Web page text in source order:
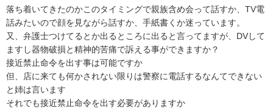
落ち着いてきたのかこのタイミングで親族含め会って話すか、TV電
話みたいので顔を見ながら話すか、手紙書くか迷っています。
又、弁護士つけてるとか出るところに出ると言ってますが、DVして
ますし器物破損と精神的苦痛で訴える事ができますか？
接近禁止命令を出す事は可能ですか
但、店に来ても何かされない限りは警察に電話するなんてできない
と姉は言います
それでも接近禁止命令を出す必要がありますか